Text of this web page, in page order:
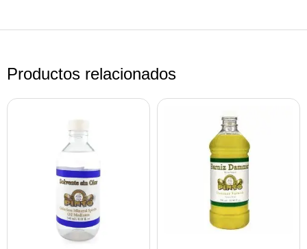
Productos relacionados